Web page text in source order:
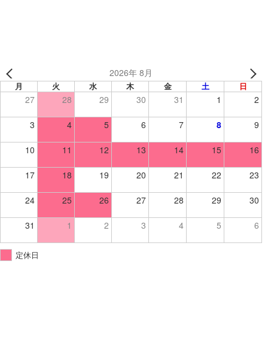
2026年 8月
月 火 水 木 金 土 日
27 28 29 30 31 1 2
3 4 5 6 7 8 9
10 11 12 13 14 15 16
17 18 19 20 21 22 23
24 25 26 27 28 29 30
31 1 2 3 4 5 6
定休日